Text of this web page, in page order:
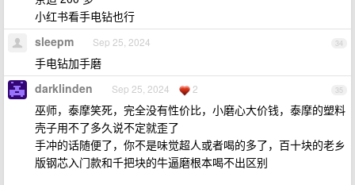
小红书看手电钻也行
34
sleepm Sep 25, 2024
手电钻加手磨
35
darklinden Sep 25, 2024 2
巫师，泰摩笑死，完全没有性价比，小磨心大价钱，泰摩的塑料
壳子用不了多久说不定就歪了
手冲的话随便了，你不是味觉超人或者喝的多了，百十块的老乡
版钢芯入门款和千把块的牛逼磨根本喝不出区别